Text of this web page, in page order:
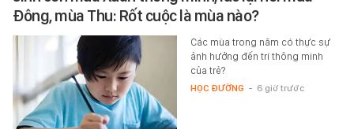
Đông, mùa Thu: Rốt cuộc là mùa nào?
Các mùa trong năm có thực sự
ảnh hưởng đến trí thông minh
của trẻ?
HỌC ĐƯỜNG - 6 giờ trước